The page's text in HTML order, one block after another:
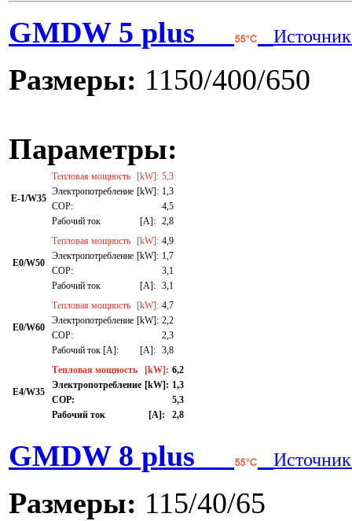
GMDW 5 plus
Размеры: 1150/400/650
Параметры:
E-1/W35
Тепловая мощность [kW]: 5,3
Электропотребление [kW]: 1,3
СОР:
4,5
Рабочий ток
[A]: 2,8
E0/W50
Тепловая мощность [kW]: 4,9
Электропотребление [kW]: 1,7
СОР:
3,1
Рабочий ток
[A]: 3,1
E0/W60
Тепловая мощность [kW]: 4,7
Электропотребление [kW]: 2,2
СОР:
2,3
Рабочий ток [A]:
[A]: 3,8
E4/W35
Тепловая мощность [kW]: 6,2
Электропотребление [kW]: 1,3
СОР:
5,3
Рабочий ток
[A]: 2,8
GMDW 8 plus
Размеры: 115/40/65